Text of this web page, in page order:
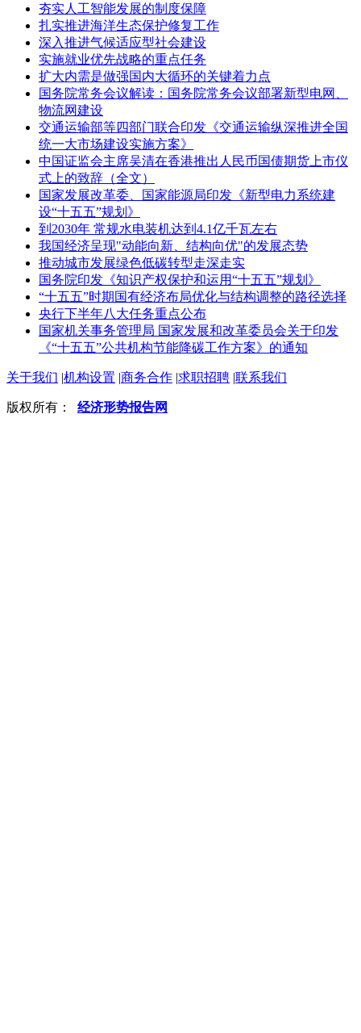
夯实人工智能发展的制度保障
扎实推进海洋生态保护修复工作
深入推进气候适应型社会建设
实施就业优先战略的重点任务
扩大内需是做强国内大循环的关键着力点
国务院常务会议解读：国务院常务会议部署新型电网、
物流网建设
交通运输部等四部门联合印发《交通运输纵深推进全国
统一大市场建设实施方案》
中国证监会主席吴清在香港推出人民币国债期货上市仪
式上的致辞（全文）
国家发展改革委、国家能源局印发《新型电力系统建
设“十五五”规划》
到2030年 常规水电装机达到4.1亿千瓦左右
我国经济呈现"动能向新、结构向优"的发展态势
推动城市发展绿色低碳转型走深走实
国务院印发《知识产权保护和运用“十五五”规划》
“十五五”时期国有经济布局优化与结构调整的路径选择
央行下半年八大任务重点公布
国家机关事务管理局 国家发展和改革委员会关于印发
《“十五五”公共机构节能降碳工作方案》的通知
关于我们 |机构设置 |商务合作 |求职招聘 |联系我们
版权所有： 经济形势报告网